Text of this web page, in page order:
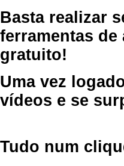
Basta realizar
ferramentas
gratuito!
Uma vez
vídeos e se
Tudo num